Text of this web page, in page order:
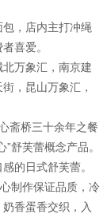
，店内主打冲绳
喜爱。
万象汇，南京建
，昆山万象汇，
斋桥三十余年之餐
舒芙蕾概念产品。
的日式舒芙蕾。
制作保证品质，冷
香蛋香交织，入